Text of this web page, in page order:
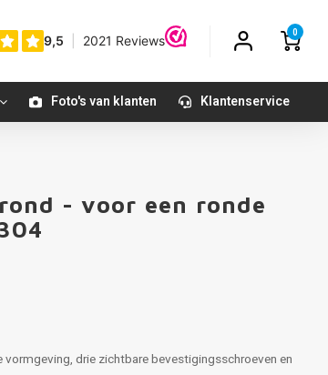
0
Foto's van klanten Klantenservice
- voor een ronde
vormgeving, drie zichtbare bevestigingsschroeven en